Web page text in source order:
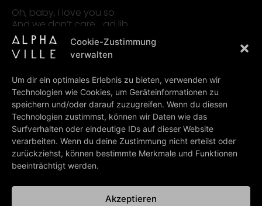
Cookie-Zustimmung
verwalten
Um dir ein optimales Erlebnis zu bieten, verwenden wir
Technologien wie Cookies, um Geräteinformationen zu
speichern und/oder darauf zuzugreifen. Wenn du diesen
Technologien zustimmst, können wir Daten wie das
Surfverhalten oder eindeutige IDs auf dieser Website
verarbeiten. Wenn du deine Zustimmung nicht erteilst oder
zurückziehst, können bestimmte Merkmale und Funktionen
beeinträchtigt werden.
Akzeptieren
Oh, baby, I love you so
And we don’t care… ad lib.
Life Is King
BACK TO ALL LYRICS